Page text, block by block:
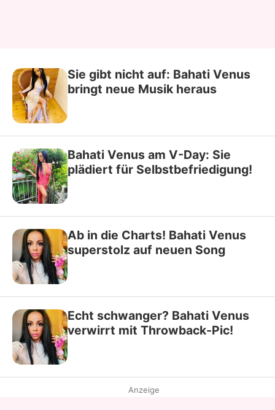
Sie gibt nicht auf: Bahati Venus
bringt neue Musik heraus
Bahati Venus am V-Day: Sie
plädiert für Selbstbefriedigung!
Ab in die Charts! Bahati Venus
superstolz auf neuen Song
Echt schwanger? Bahati Venus
verwirrt mit Throwback-Pic!
Anzeige